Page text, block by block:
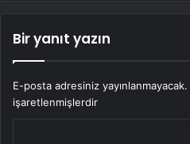
Bir yanıt yazın
E-posta adresiniz yayınlanmayacak.
işaretlenmişlerdir